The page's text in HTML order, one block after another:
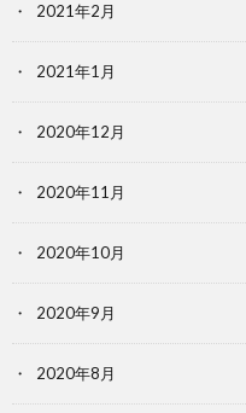
2021年2月
2021年1月
2020年12月
2020年11月
2020年10月
2020年9月
2020年8月